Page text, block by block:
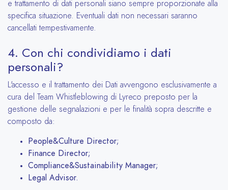
e trattamento di dati personali siano sempre proporzionate alla
specifica situazione. Eventuali dati non necessari saranno
cancellati tempestivamente.
4. Con chi condividiamo i dati
personali?
L'accesso e il trattamento dei Dati avvengono esclusivamente a
cura del Team Whistleblowing di Lyreco preposto per la
gestione delle segnalazioni e per le finalità sopra descritte e
composto da:
People&Culture Director;
Finance Director;
Compliance&Sustainability Manager;
Legal Advisor.